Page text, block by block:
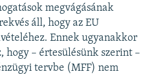
megvágásának
áll, hogy az EU
Ennek ugyanakkor
hogy – értesülésünk szerint –
tervbe (MFF) nem